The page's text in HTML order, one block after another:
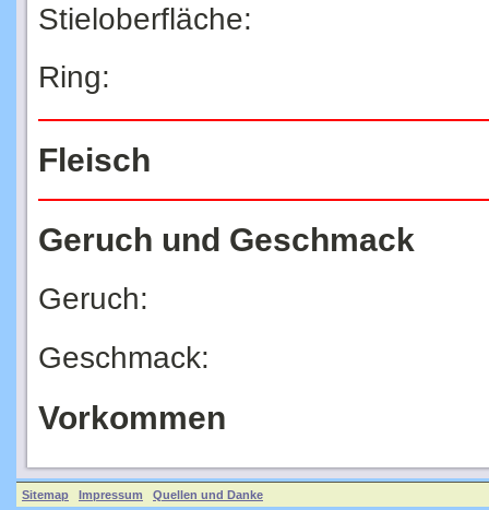
Stieloberfläche:
Ring:
Fleisch
Geruch und Geschmack
Geruch:
Geschmack:
Vorkommen
Sitemap Impressum Quellen und Danke